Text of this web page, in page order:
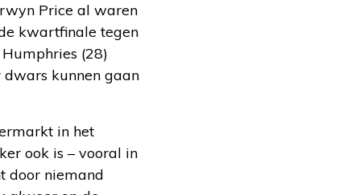
Price al waren
kwartfinale tegen
(28)
kunnen gaan
in het
ook is – vooral in
door niemand